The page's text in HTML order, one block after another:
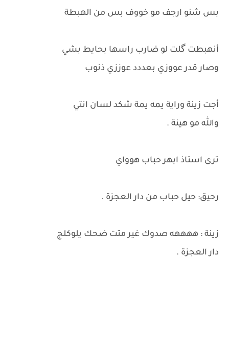
بس شنو ارجف مو خووف بس من الهبطة
أنهبطت گلت لو ضارب راسها بحايط بشي
وصار قدر عووزي بعددد عوززي ذنوب
أجت زينة وراية يمه يمة شكد لسان انتي
والله مو هينة .
ترى استاذ ابهر حباب هوواي
رحيق: حيل حباب من دار العجزة .
زينة : ههههه صدوك غير متت ضحك يلوكلج
دار العجزة .